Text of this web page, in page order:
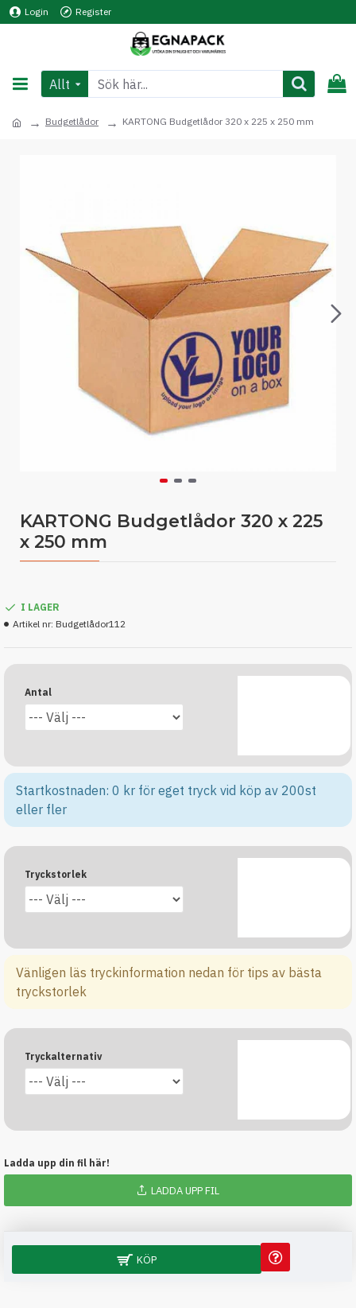
Login Register
Allt
Budgetlådor KARTONG Budgetlådor 320 x 225 x 250 mm
KARTONG Budgetlådor 320 x 225
x 250 mm
I LAGER
Artikel nr: Budgetlådor112
Antal
Startkostnaden: 0 kr för eget tryck vid köp av 200st
eller fler
Tryckstorlek
Vänligen läs tryckinformation nedan för tips av bästa
tryckstorlek
Tryckalternativ
Ladda upp din fil här!
LADDA UPP FIL
KÖP